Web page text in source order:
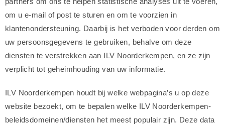
om u e-mail of post te sturen en om te voorzien in
klantenondersteuning. Daarbij is het verboden voor derden om
uw persoonsgegevens te gebruiken, behalve om deze
diensten te verstrekken aan ILV Noorderkempen, en ze zijn
verplicht tot geheimhouding van uw informatie.
ILV Noorderkempen houdt bij welke webpagina’s u op deze
website bezoekt, om te bepalen welke ILV Noorderkempen-
beleidsdomeinen/diensten het meest populair zijn. Deze data